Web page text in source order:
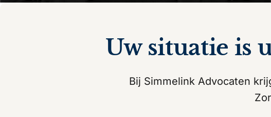
Uw situatie is
Bij Simmelink Advocaten